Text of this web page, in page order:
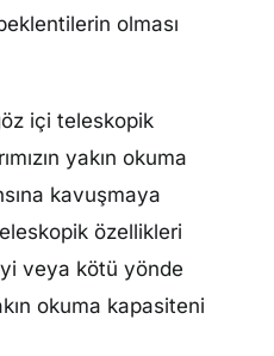
olması
içi teleskopik
yakın okuma
kavuşmaya
özellikleri
veya kötü yönde
okuma kapasiteni